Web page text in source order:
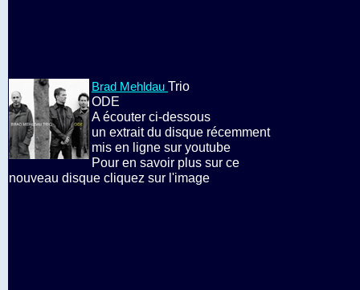
Brad Mehldau Trio
ODE
A écouter ci-dessous
un extrait du disque récemment
mis en ligne sur youtube
Pour en savoir plus sur ce
nouveau disque cliquez sur l'image